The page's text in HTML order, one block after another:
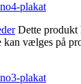
Dette produkt
kan vælges på